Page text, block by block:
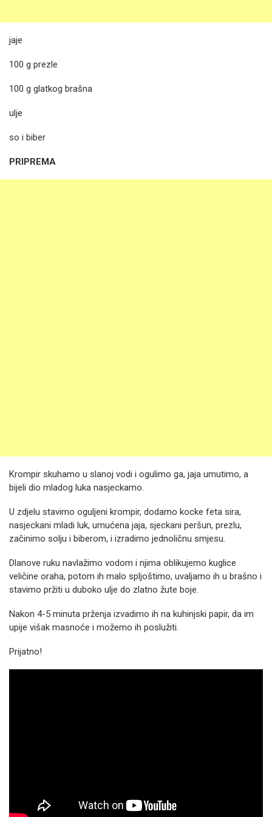
jaje
100 g prezle
100 g glatkog brašna
ulje
so i biber
PRIPREMA
Krompir skuhamo u slanoj vodi i ogulimo ga, jaja umutimo, a
bijeli dio mladog luka nasjeckamo.
U zdjelu stavimo oguljeni krompir, dodamo kocke feta sira,
nasjeckani mladi luk, umućena jaja, sjeckani peršun, prezlu,
začinimo solju i biberom, i izradimo jednoličnu smjesu.
Dlanove ruku navlažimo vodom i njima oblikujemo kuglice
veličine oraha, potom ih malo spljoštimo, uvaljamo ih u brašno i
stavimo pržiti u duboko ulje do zlatno žute boje.
Nakon 4-5 minuta prženja izvadimo ih na kuhinjski papir, da im
upije višak masnoće i možemo ih poslužiti.
Prijatno!